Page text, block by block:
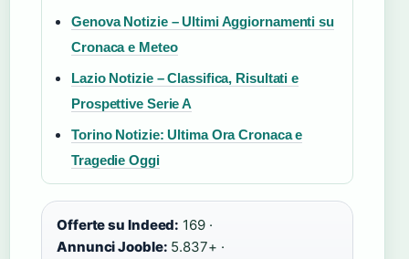
Genova Notizie – Ultimi Aggiornamenti su
Cronaca e Meteo
Lazio Notizie – Classifica, Risultati e
Prospettive Serie A
Torino Notizie: Ultima Ora Cronaca e
Tragedie Oggi
Offerte su Indeed: 169 ·
Annunci Jooble: 5.837+ ·